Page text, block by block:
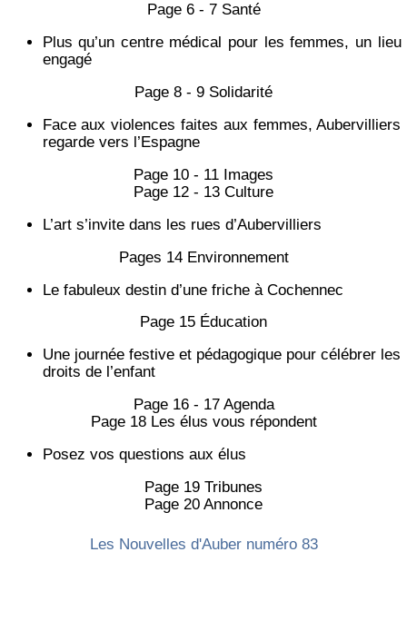
Page 6 - 7 Santé
Plus qu’un centre médical pour les femmes, un lieu
engagé
Page 8 - 9 Solidarité
Face aux violences faites aux femmes, Aubervilliers
regarde vers l’Espagne
Page 10 - 11 Images
Page 12 - 13 Culture
L’art s’invite dans les rues d’Aubervilliers
Pages 14 Environnement
Le fabuleux destin d’une friche à Cochennec
Page 15 Éducation
Une journée festive et pédagogique pour célébrer les
droits de l’enfant
Page 16 - 17 Agenda
Page 18 Les élus vous répondent
Posez vos questions aux élus
Page 19 Tribunes
Page 20 Annonce
Les Nouvelles d'Auber numéro 83